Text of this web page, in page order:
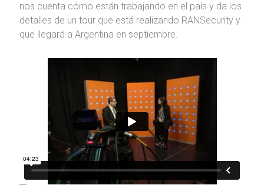
nos cuenta cómo están trabajando en el país y da los
detalles de un tour que está realizando RANSecurity y
que llegará a Argentina en septiembre.